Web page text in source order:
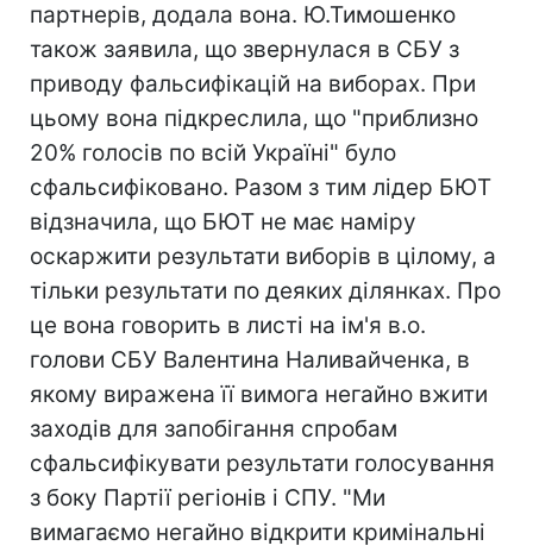
партнерів, додала вона. Ю.Тимошенко
також заявила, що звернулася в СБУ з
приводу фальсифікацій на виборах. При
цьому вона підкреслила, що "приблизно
20% голосів по всій Україні" було
сфальсифіковано. Разом з тим лідер БЮТ
відзначила, що БЮТ не має наміру
оскаржити результати виборів в цілому, а
тільки результати по деяких ділянках. Про
це вона говорить в листі на ім'я в.о.
голови СБУ Валентина Наливайченка, в
якому виражена її вимога негайно вжити
заходів для запобігання спробам
сфальсифікувати результати голосування
з боку Партії регіонів і СПУ. "Ми
вимагаємо негайно відкрити кримінальні